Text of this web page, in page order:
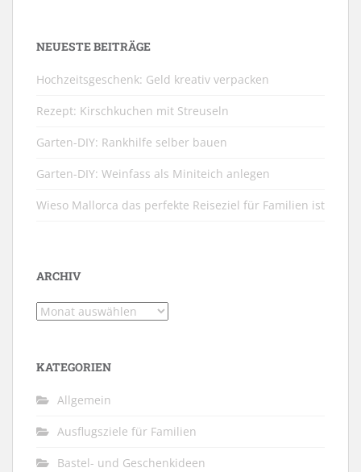
NEUESTE BEITRÄGE
Hochzeitsgeschenk: Geld kreativ verpacken
Rezept: Kirschkuchen mit Streuseln
Garten-DIY: Rankhilfe selber bauen
Garten-DIY: Weinfass als Miniteich anlegen
Wieso Mallorca das perfekte Reiseziel für Familien ist
ARCHIV
Archiv
KATEGORIEN
Allgemein
Ausflugsziele für Familien
Bastel- und Geschenkideen